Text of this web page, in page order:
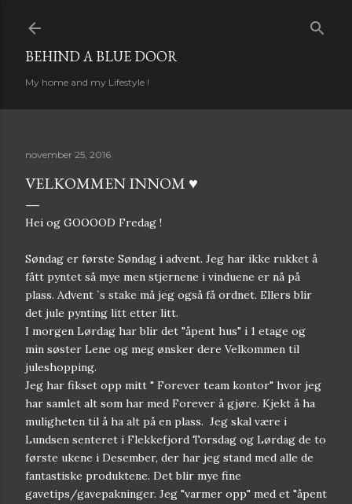
BEHIND A BLUE DOOR
My home and my Lifestyle !
november 25, 2016
VELKOMMEN INNOM ♥︎
Hei og GOOOOD Fredag !
Søndag er første Søndag i advent. Jeg har ikke rukket å
fått pyntet så mye men stjernene i vinduene er nå på
plass. Advent `s stake må jeg også få ordnet. Ellers blir
det jule pynting litt etter litt.
I morgen Lørdag har blir det "åpent hus" i 1 etage og
min søster Lene og meg ønsker dere Velkommen til
juleshopping.
Jeg har fikset opp mitt " Forever team kontor" hvor jeg
har samlet alt som har med Forever å gjøre. Kjekt å ha
muligheten til å ha alt på en plass. Jeg skal være i
Lundsen senteret i Flekkefjord Torsdag og Lørdag de to
første ukene i Desember, der har jeg stand med alle de
fantastiske produktene. Det blir mye fine
gavetips/gavepakninger. Jeg "varmer opp" med et "åpent